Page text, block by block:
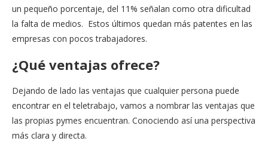
un pequeño porcentaje, del 11% señalan como otra dificultad
la falta de medios. Estos últimos quedan más patentes en las
empresas con pocos trabajadores.
¿Qué ventajas ofrece?
Dejando de lado las ventajas que cualquier persona puede
encontrar en el teletrabajo, vamos a nombrar las ventajas que
las propias pymes encuentran. Conociendo así una perspectiva
más clara y directa.